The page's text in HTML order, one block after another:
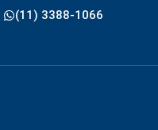
(11) 3388-1066